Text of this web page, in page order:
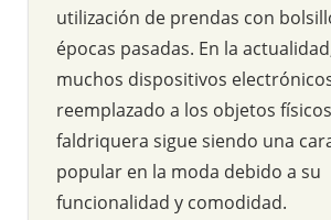
utilización de prendas con
épocas pasadas. En la
muchos dispositivos
reemplazado a los objetos
faldriquera sigue siendo una
popular en la moda debido a su
funcionalidad y comodidad.